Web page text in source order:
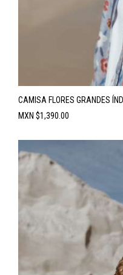
CAMISA FLORES GRANDES
Precio
MXN $1,390.00